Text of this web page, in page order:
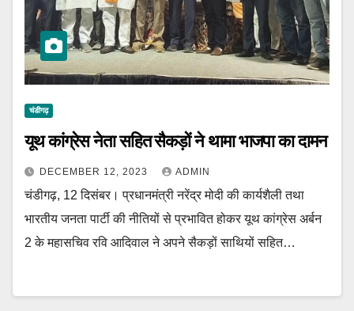
चंडीगढ़
यूथ कांग्रेस नेता सहित सैकड़ों ने थामा भाजपा का दामन
DECEMBER 12, 2023 ADMIN
चंडीगढ़, 12 दिसंबर। प्रधानमंत्री नरेंद्र मोदी की कार्यशैली तथा
भारतीय जनता पार्टी की नीतियों से प्रभावित होकर यूथ कांग्रेस अर्बन
2 के महासचिव रवि आदिवाल ने अपने सैकड़ों साथियों सहित…